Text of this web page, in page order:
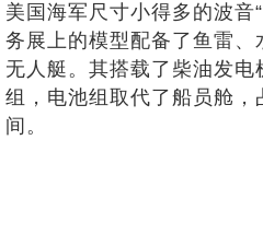
美国海军尺寸小得多的波音
务展上的模型配备了鱼雷
无人艇。其搭载了柴油发
组，电池组取代了船员舱，
间。